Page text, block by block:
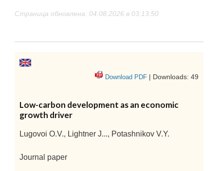
Страница обновлена: 04.08.2026 в 03:13:50
Download PDF | Downloads: 49
Low-carbon development as an economic
growth driver
Lugovoi O.V., Lightner J..., Potashnikov V.Y.
Journal paper